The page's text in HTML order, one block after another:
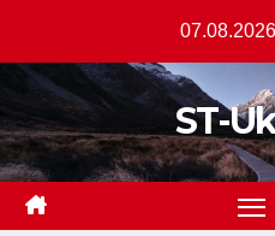
содержанию
07.08.2026
ST-